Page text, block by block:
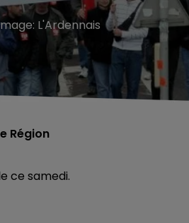
L'Ardennais
Région
ce samedi.